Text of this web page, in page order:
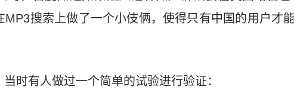
MP3搜索上做了一个小伎俩，使得只有中国的用户才
时有人做过一个简单的试验进行验证：